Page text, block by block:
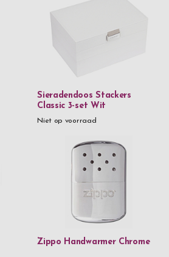
Sieradendoos Stackers
Classic 3-set Wit
Niet op voorraad
Zippo Handwarmer Chrome